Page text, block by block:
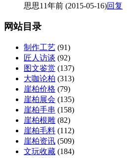
思思11年前 (2015-05-16)回复
网站目录
制作工艺 (91)
匠人访谈 (92)
图文鉴赏 (137)
大咖论柏 (313)
崖柏价格 (79)
崖柏展会 (135)
崖柏手串 (158)
崖柏根雕 (82)
崖柏毛料 (112)
崖柏资讯 (509)
文玩收藏 (184)